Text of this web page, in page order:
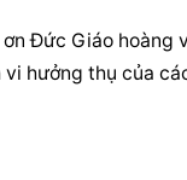
ơn Đức Giáo hoàng
hưởng thụ của